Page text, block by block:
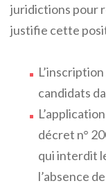
juridictions pour
justifie cette
candidats
décret n°
qui interdit
l’absence